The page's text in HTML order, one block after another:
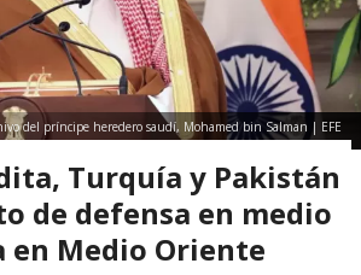
del príncipe heredero saudí, Mohamed bin Salman | EFE
Turquía y Pakistán
de defensa en medio
en Medio Oriente